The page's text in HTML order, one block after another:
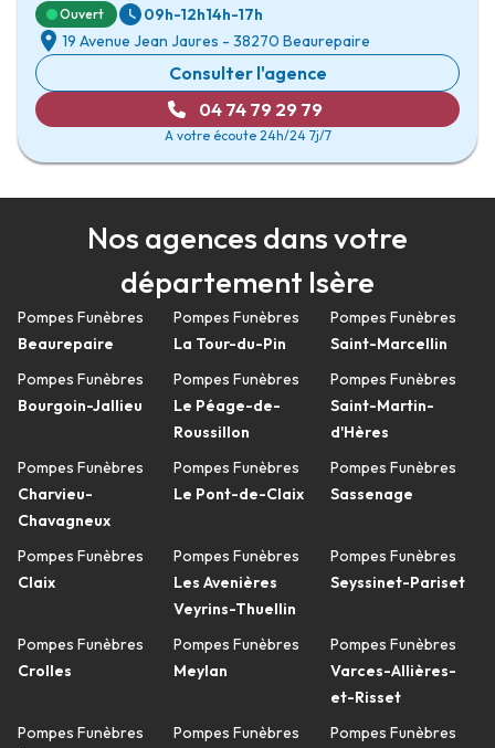
Ouvert 09h-12h14h-17h
19 Avenue Jean Jaures - 38270 Beaurepaire
Consulter l'agence
04 74 79 29 79
A votre écoute 24h/24 7j/7
Nos agences dans votre
département Isère
Pompes Funèbres
Beaurepaire
Pompes Funèbres
Bourgoin-Jallieu
Pompes Funèbres
Charvieu-
Chavagneux
Pompes Funèbres
Claix
Pompes Funèbres
Crolles
Pompes Funèbres
Pompes Funèbres
La Tour-du-Pin
Pompes Funèbres
Le Péage-de-
Roussillon
Pompes Funèbres
Le Pont-de-Claix
Pompes Funèbres
Les Avenières
Veyrins-Thuellin
Pompes Funèbres
Meylan
Pompes Funèbres
Pompes Funèbres
Saint-Marcellin
Pompes Funèbres
Saint-Martin-
d'Hères
Pompes Funèbres
Sassenage
Pompes Funèbres
Seyssinet-Pariset
Pompes Funèbres
Varces-Allières-
et-Risset
Pompes Funèbres